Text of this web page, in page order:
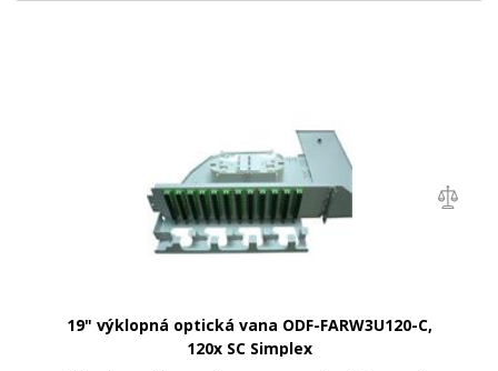
19" výklopná optická vana ODF-FARW3U120-C,
120x SC Simplex